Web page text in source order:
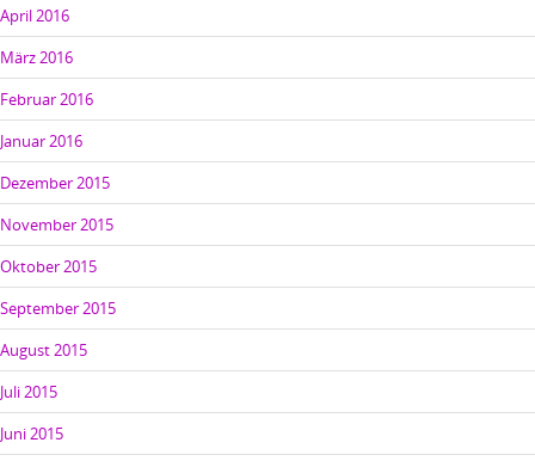
April 2016
März 2016
Februar 2016
Januar 2016
Dezember 2015
November 2015
Oktober 2015
September 2015
August 2015
Juli 2015
Juni 2015